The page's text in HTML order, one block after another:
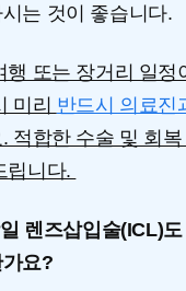
는 것이 좋습니다.
행 또는 장거리 일정
미리 반드시 의료진
적합한 수술 및 회
립니다.
렌즈삽입술(ICL)도
요?